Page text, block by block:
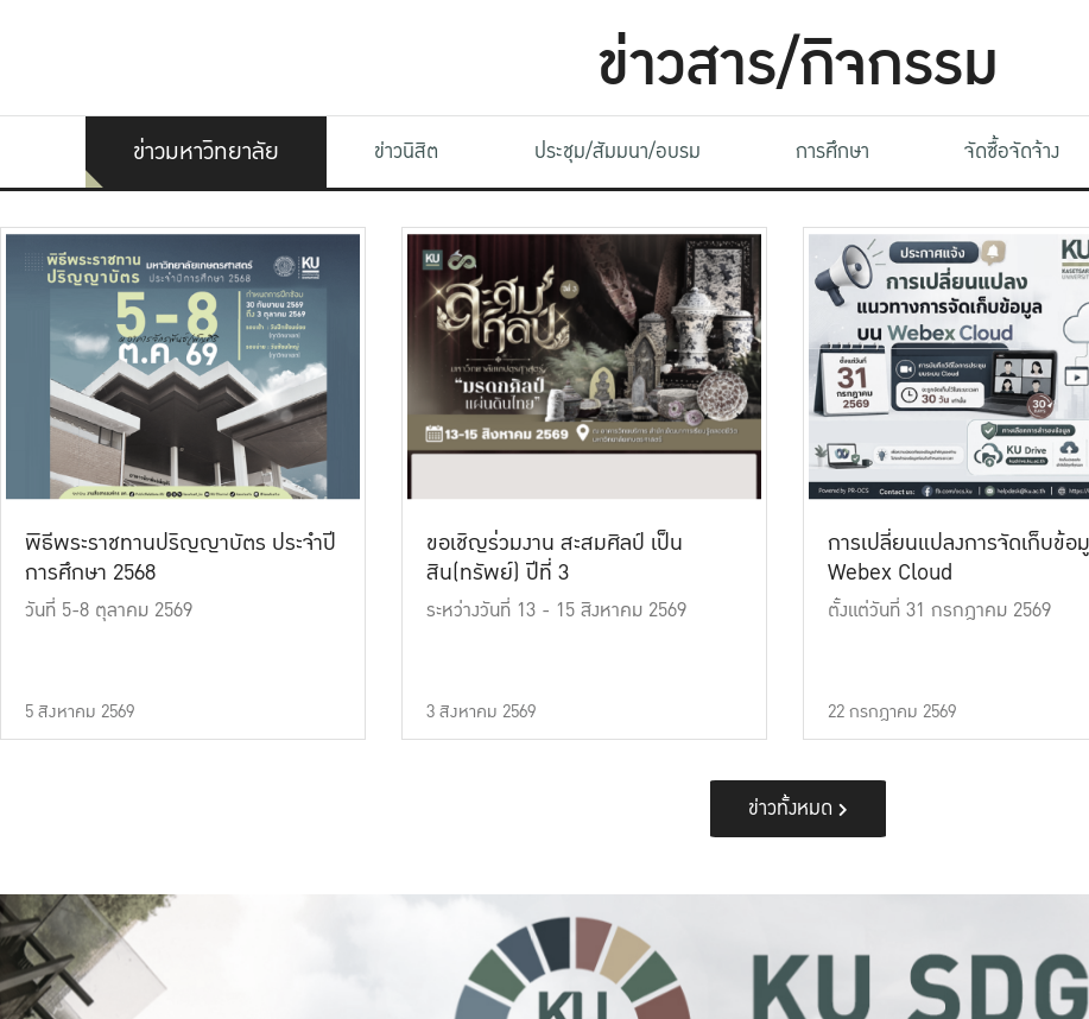
ข่าวสาร/กิจกรรม
ข่าวมหาวิทยาลัย ข่าวนิสิต ประชุม/สัมมนา/อบรม การศึกษา จัดซื้อจัดจ้าง
พิธีพระราชทานปริญญาบัตร ประจำปี
การศึกษา 2568
วันที่ 5-8 ตุลาคม 2569
5 สิงหาคม 2569
ขอเชิญร่วมงาน สะสมศิลป์ เป็น
สิน(ทรัพย์) ปีที่ 3
ระหว่างวันที่ 13 - 15 สิงหาคม 2569
3 สิงหาคม 2569
การเปลี่ยนแปลงการจัดเก็บข้อ
Webex Cloud
ตั้งแต่วันที่ 31 กรกฎาคม 2569
22 กรกฎาคม 2569
ข่าวทั้งหมด